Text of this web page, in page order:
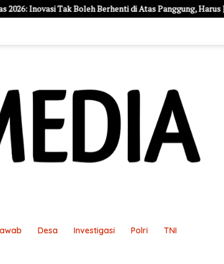
di Atas Panggung, Harus Jadi Solusi Nyata Warga
Desa Investigasi Polri TNI